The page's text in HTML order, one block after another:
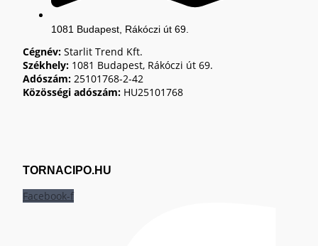
1081 Budapest, Rákóczi út 69.
Cégnév: Starlit Trend Kft.
Székhely: 1081 Budapest, Rákóczi út 69.
Adószám: 25101768-2-42
Közösségi adószám: HU25101768
TORNACIPO.HU
Facebook-f